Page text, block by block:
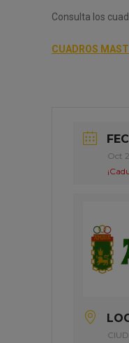
Consulta los
CUADROS
Oct